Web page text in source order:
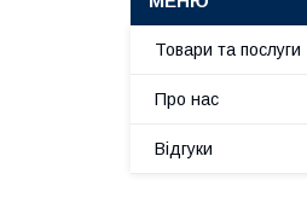
Товари та послуги
Про нас
Відгуки